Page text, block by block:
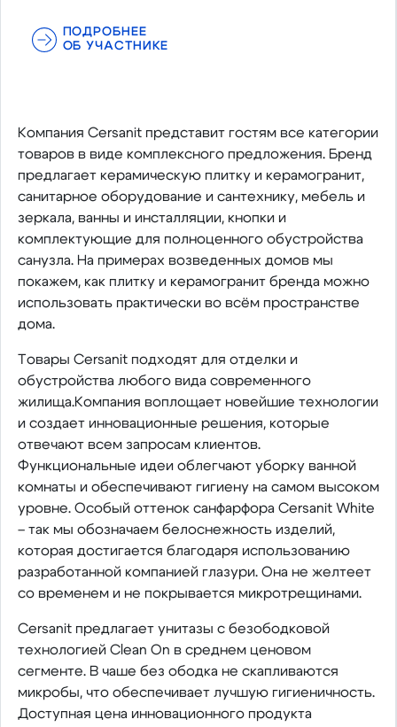
ПОДРОБНЕЕ
ОБ УЧАСТНИКЕ
Компания Cersanit представит гостям все категории
товаров в виде комплексного предложения. Бренд
предлагает керамическую плитку и керамогранит,
санитарное оборудование и сантехнику, мебель и
зеркала, ванны и инсталляции, кнопки и
комплектующие для полноценного обустройства
санузла. На примерах возведенных домов мы
покажем, как плитку и керамогранит бренда можно
использовать практически во всём пространстве
дома.
Товары Cersanit подходят для отделки и
обустройства любого вида современного
жилища.Компания воплощает новейшие технологии
и создает инновационные решения, которые
отвечают всем запросам клиентов.
Функциональные идеи облегчают уборку ванной
комнаты и обеспечивают гигиену на самом высоком
уровне. Особый оттенок санфарфора Cersanit White
– так мы обозначаем белоснежность изделий,
которая достигается благодаря использованию
разработанной компанией глазури. Она не желтеет
со временем и не покрывается микротрещинами.
Cersanit предлагает унитазы с безободковой
технологией Clean On в среднем ценовом
сегменте. В чаше без ободка не скапливаются
микробы, что обеспечивает лучшую гигиеничность.
Доступная цена инновационного продукта